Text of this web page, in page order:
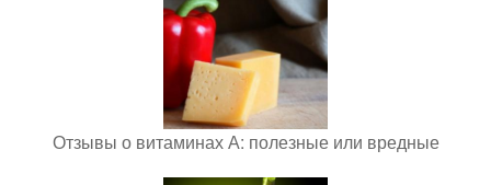
Отзывы о витаминах А: полезные или вредные